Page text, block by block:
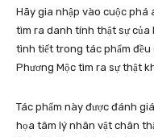
Hãy gia nhập vào cuộc phá
tìm ra danh tính thật sự của
tình tiết trong tác phẩm đều
Phương Mộc tìm ra sự thật
Tác phẩm này được đánh
họa tâm lý nhân vật chân